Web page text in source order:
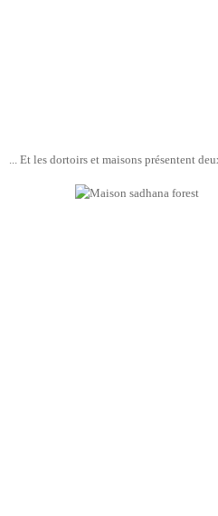
... Et les dortoirs et maisons présentent